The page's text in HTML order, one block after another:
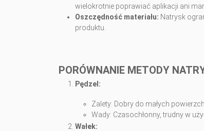
wielokrotnie poprawiać aplikacji ani
Oszczędność materiału: Natrysk
produktu.
PORÓWNANIE METODY
Pędzel:
Zalety: Dobry do małych
Wady: Czasochłonny, trudny w
Wałek: